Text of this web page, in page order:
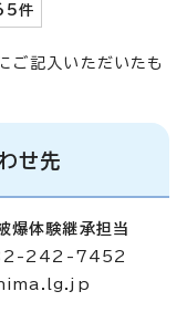
件
ご記入いただいたも
せ先
体験継承担当
242-7452